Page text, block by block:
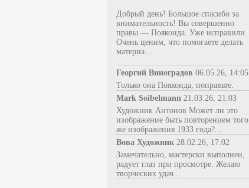
Добрый день! Большое спасибо за
внимательность! Вы совершенно
правы — Пояконда. Уже исправили.
Очень ценим, что помогаете делать
материа...
Георгий Виноградов 06.05.26, 14:05
Только она Пояконда, поправьте.
Mark Soibelmann 21.03.26, 21:03
Художник Антонов Может ли это
изображение быть повторением того
же изображения 1933 года?...
Вова Художник 28.02.26, 17:02
Замечательно, мастерски выполнен,
радует глаз при просмотре. Желаю
творческих удач...